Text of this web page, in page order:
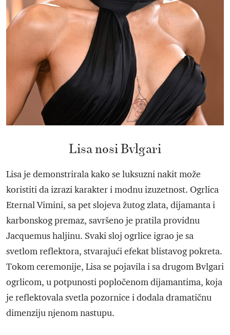
Lisa nosi Bvlgari
Lisa je demonstrirala kako se luksuzni nakit može
koristiti da izrazi karakter i modnu izuzetnost. Ogrlica
Eternal Vimini, sa pet slojeva žutog zlata, dijamanta i
karbonskog premaz, savršeno je pratila providnu
Jacquemus haljinu. Svaki sloj ogrlice igrao je sa
svetlom reflektora, stvarajući efekat blistavog pokreta.
Tokom ceremonije, Lisa se pojavila i sa drugom Bvlgari
ogrlicom, u potpunosti popločenom dijamantima, koja
je reflektovala svetla pozornice i dodala dramatičnu
dimenziju njenom nastupu.